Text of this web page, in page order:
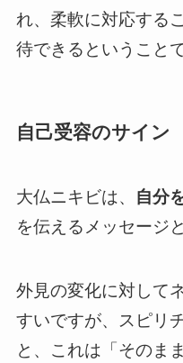
れ、柔軟に対応する
待できるということで
自己受容のサイン
大仏ニキビは、 自分
を伝えるメッセージ
外見の変化に対して
すいですが、スピリ
と、これは「そのま